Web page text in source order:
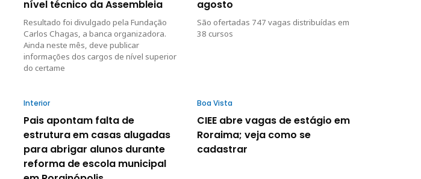
nível técnico da Assembleia
Resultado foi divulgado pela Fundação
Carlos Chagas, a banca organizadora.
Ainda neste mês, deve publicar
informações dos cargos de nível superior
do certame
agosto
São ofertadas 747 vagas distribuídas em
38 cursos
Interior
Pais apontam falta de
estrutura em casas alugadas
para abrigar alunos durante
reforma de escola municipal
Boa Vista
CIEE abre vagas de estágio em
Roraima; veja como se
cadastrar